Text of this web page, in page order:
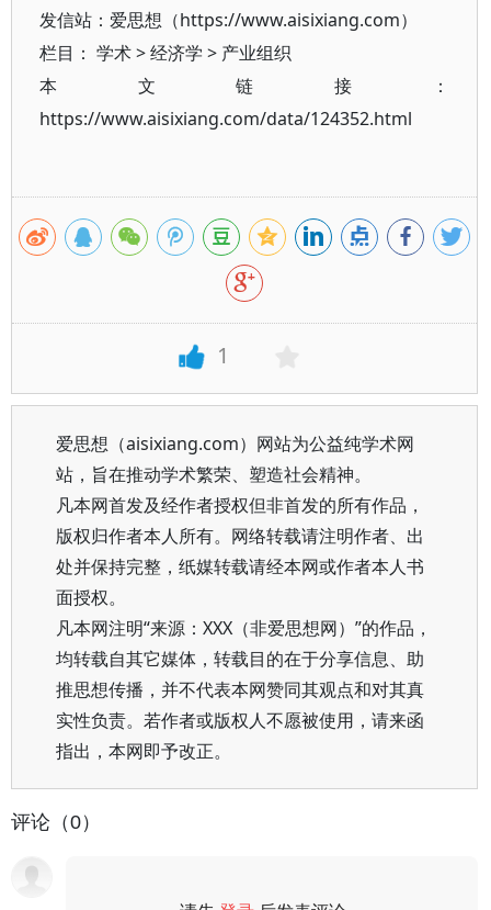
发信站：爱思想（https://www.aisixiang.com）
栏目： 学术>经济学 > 产业组织
本文链接：
https://www.aisixiang.com/data/124352.html
1
爱思想（aisixiang.com）网站为公益纯学术网
站，旨在推动学术繁荣、塑造社会精神。
凡本网首发及经作者授权但非首发的所有作品，
版权归作者本人所有。网络转载请注明作者、出
处并保持完整，纸媒转载请经本网或作者本人书
面授权。
凡本网注明“来源：XXX（非爱思想网）”的作品，
均转载自其它媒体，转载目的在于分享信息、助
推思想传播，并不代表本网赞同其观点和对其真
实性负责。若作者或版权人不愿被使用，请来函
指出，本网即予改正。
评论（0）